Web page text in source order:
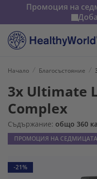
Промоция на
Начало Благосъстояние
3x Ultimate
Complex
Съдържание: общо 360
ПРОМОЦИЯ НА СЕДМИЦАТА
-21%